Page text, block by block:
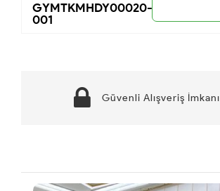
GYMTKMHDY00020-
001
Güvenli Alışveriş İmkanı